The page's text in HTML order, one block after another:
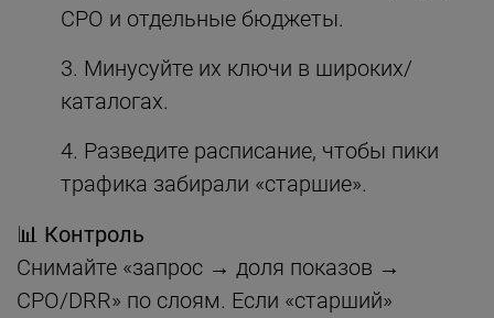
CPO и отдельные бюджеты.
Минусуйте их ключи в широких/
каталогах.
Разведите расписание, чтобы пики
трафика забирали «старшие».
📊 Контроль
Снимайте «запрос → доля показов →
CPO/DRR» по слоям. Если «старший»